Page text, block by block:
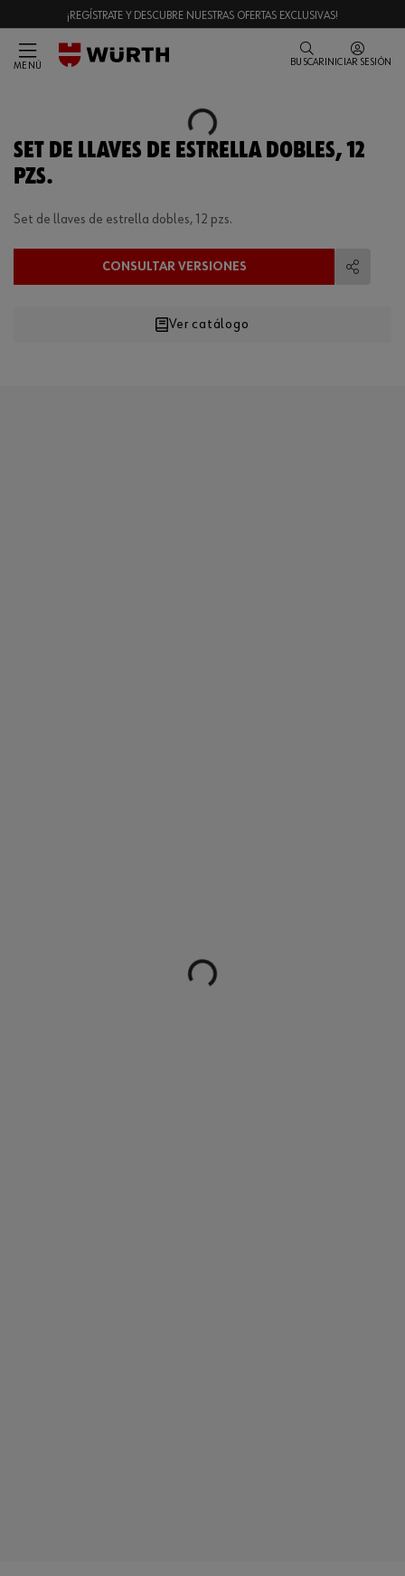
¡REGÍSTRATE Y DESCUBRE NUESTRAS OFERTAS EXCLUSIVAS!
MENÚ BUSCAR INICIAR SESIÓN
Loading...
SET DE LLAVES DE ESTRELLA DOBLES, 12
PZS.
Set de llaves de estrella dobles, 12 pzs.
CONSULTAR VERSIONES
Ver catálogo